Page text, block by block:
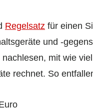
Regelsatz für einen
und -
mit wie
rechnet. So